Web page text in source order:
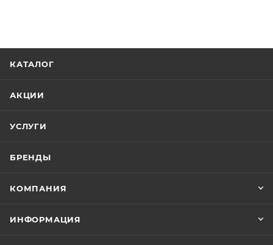
КАТАЛОГ
АКЦИИ
УСЛУГИ
БРЕНДЫ
КОМПАНИЯ
ИНФОРМАЦИЯ